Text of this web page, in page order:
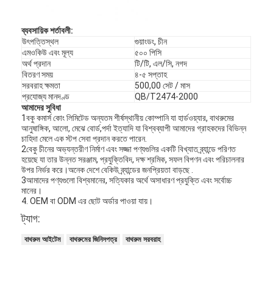
বাড়ি
ব্যবসায়িক শর্তাবলী:
উৎপত্তিস্থল
গুয়াংডং, চীন
এমওকিউ এবং মূল্য
৫০০ পিসি
অর্থ প্রদান
টি/টি, এল/সি, নগদ
বিতরণ সময়
৪-৫ সপ্তাহ
সরবরাহ ক্ষমতা
500,00 সেট / মাস
প্রযোজ্য মানদণ্ড
QB/T2474-2000
আমাদের সুবিধা
1বকু কমার্স কোং লিমিটেড অন্যতম শীর্ষস্থানীয় কোম্পানি যা হার্ডওয়্যার, বাথরুমের
আনুষাঙ্গিক, আলো, মেঝে বোর্ড,পর্দা ইত্যাদি যা বিশ্বব্যাপী আমাদের গ্রাহকদের বিভিন্ন
চাহিদা মেলে এক স্টপ সেবা প্রদান করতে পারেন.
2বেকু চীনের অভ্যন্তরীণ নির্মাণ এবং সজ্জা পণ্যগুলির একটি বিখ্যাত ব্র্যান্ডে পরিণত
হয়েছে যা তার উন্নত সরঞ্জাম, প্রযুক্তিবিদ, দক্ষ শ্রমিক, সফল বিপণন এবং পরিচালনার
উপর নির্ভর করে।অনেক দেশে বেকিউ ব্র্যান্ডের জনপ্রিয়তা বাড়ছে .
3আমাদের পণ্যগুলো বিশ্বমানের, সত্যিকার অর্থে অসাধারণ প্রযুক্তি এবং সর্বোচ্চ
মানের।
4. OEM বা ODM এর ছোট অর্ডার পাওয়া যায়।
ট্যাগ:
বাথরুম আইটেম বাথরুমের জিনিসপত্র বাথরুম সরবরাহ